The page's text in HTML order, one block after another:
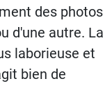
des photos
d'une autre. La
laborieuse et
bien de